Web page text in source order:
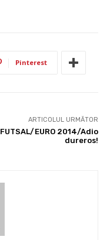
Pinterest
ARTICOLUL URMĂTOR
FUTSAL/EURO 2014/Adio
dureros!